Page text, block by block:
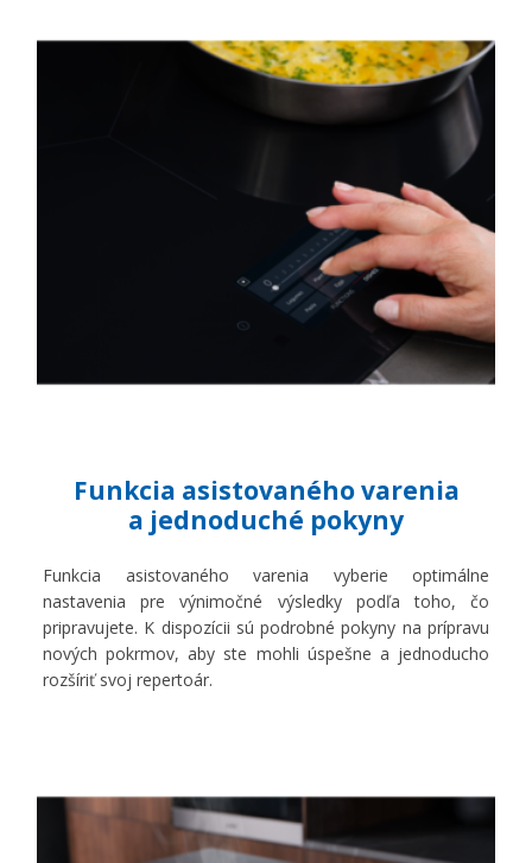
Funkcia asistovaného varenia
a jednoduché pokyny
Funkcia asistovaného varenia vyberie optimálne
nastavenia pre výnimočné výsledky podľa toho, čo
pripravujete. K dispozícii sú podrobné pokyny na prípravu
nových pokrmov, aby ste mohli úspešne a jednoducho
rozšíriť svoj repertoár.